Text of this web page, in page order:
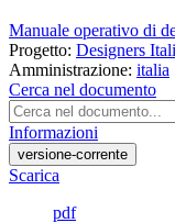
Manuale operativo di
Progetto: Designers
Amministrazione: italia
Cerca nel documento
Informazioni
versione-corrente
Scarica
pdf